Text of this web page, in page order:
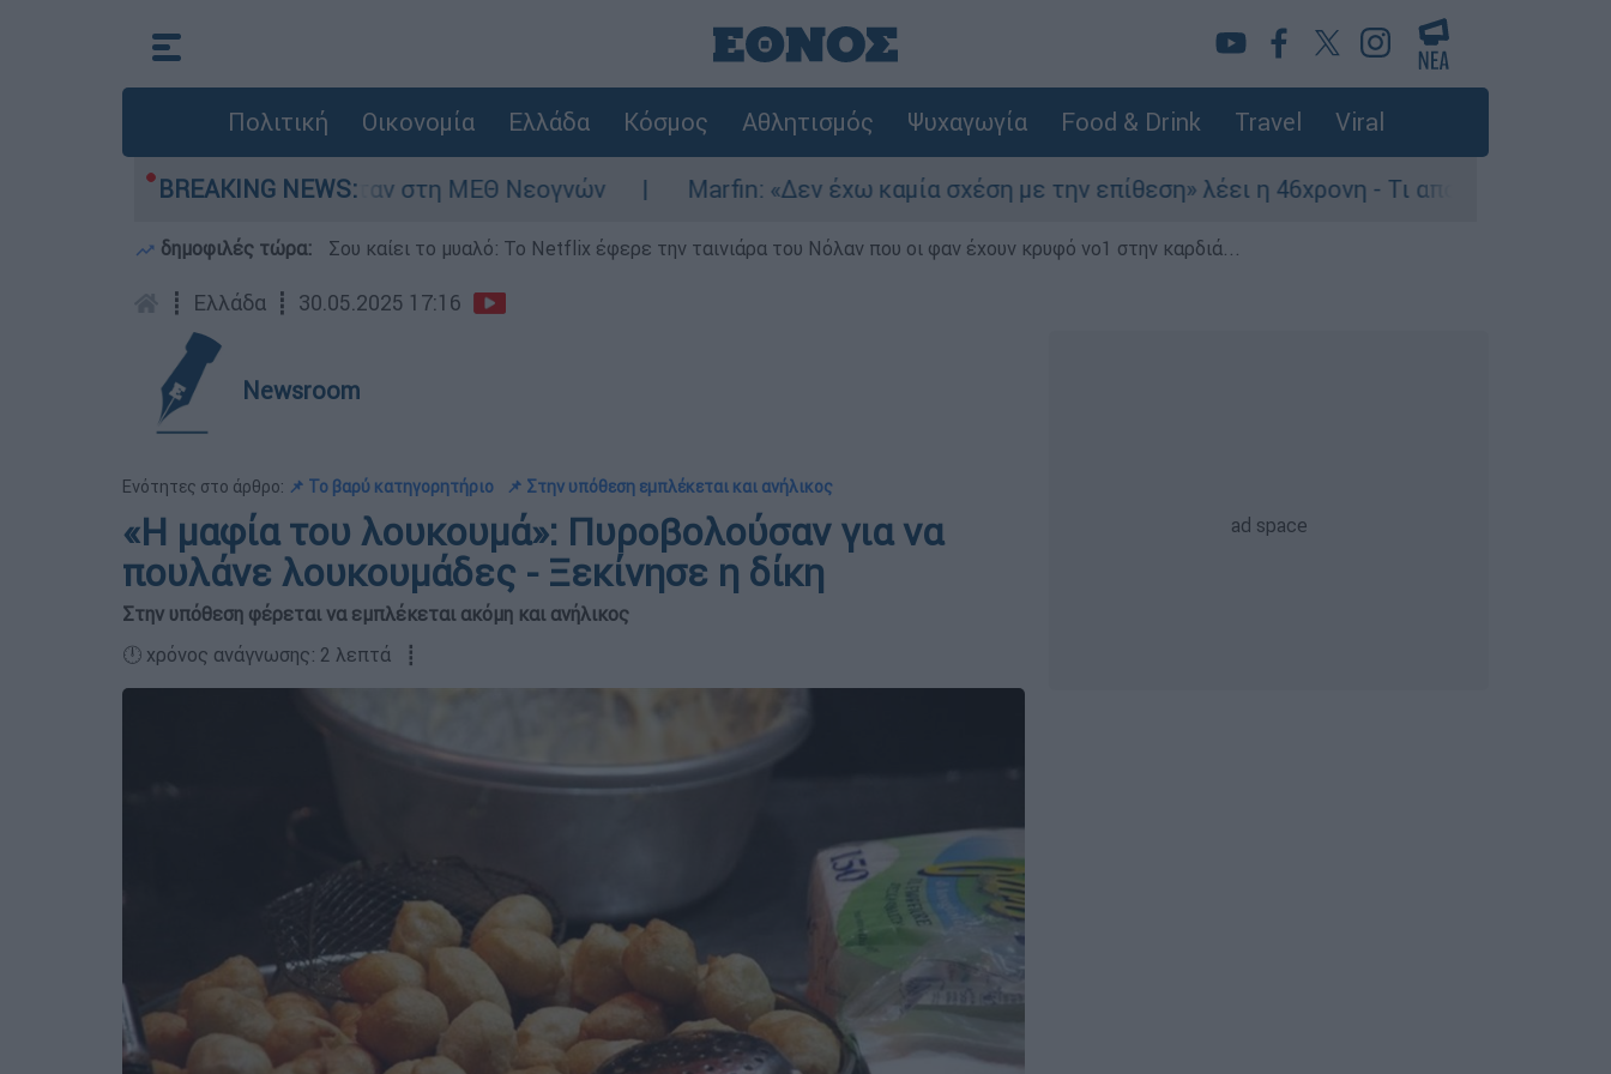
Πολιτική Οικονομία Ελλάδα Κόσμος Αθλητισμός Ψυχαγωγία Food & Drink Travel Viral
BREAKING NEWS:
ημερών - Νοσηλευόταν στη ΜΕΘ Νεογνών Marfin: «Δεν έχω καμία σχέση με την επίθεση» λέει η 46χρονη - Τι αποκάλυψε στους
δημοφιλές τώρα: Σου καίει το μυαλό: Το Netflix έφερε την ταινιάρα του Νόλαν που οι φαν έχουν κρυφό νο1 στην καρδιά...
┋ Ελλάδα ┋ 30.05.2025 17:16
Newsroom
Ενότητες στο άρθρο: 📌 Το βαρύ κατηγορητήριο 📌 Στην υπόθεση εμπλέκεται και ανήλικος
«Η μαφία του λουκουμά»: Πυροβολούσαν για να
πουλάνε λουκουμάδες - Ξεκίνησε η δίκη
Στην υπόθεση φέρεται να εμπλέκεται ακόμη και ανήλικος
🕛 χρόνος ανάγνωσης: 2 λεπτά ┋